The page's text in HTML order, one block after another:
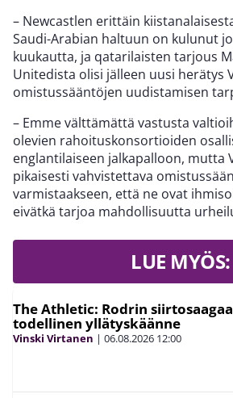
– Newcastlen erittäin
Saudi-Arabian haltuun on kulunut
kuukautta, ja qatarilaisten tarjous
Unitedista olisi jälleen uusi herätys
omistussääntöjen uudistamisen
– Emme välttämättä vastusta
olevien rahoituskonsortioiden
englantilaiseen jalkapalloon, mutta
pikaisesti vahvistettava
varmistaakseen, että ne ovat
eivätkä tarjoa mahdollisuutta
LUE MYÖS:
The Athletic: Rodrin
todellinen yllätyskäänne
Vinski Virtanen | 06.08.2026 12:00